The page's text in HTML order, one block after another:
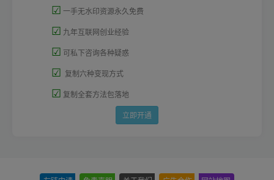
☑ 一手无水印资源永久免费
☑ 九年互联网创业经验
☑ 可私下咨询各种疑惑
☑ 复制六种变现方式
☑ 复制全套方法包落地
立即开通